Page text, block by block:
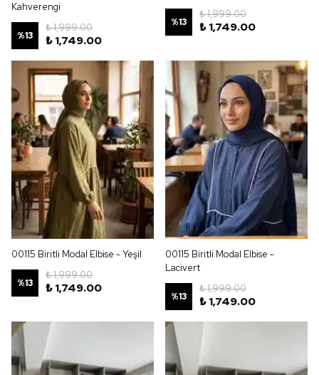
Kahverengi
%13
₺ 1,999.00
₺ 1,749.00
%13
₺ 1,999.00
₺ 1,749.00
00115 Biritli Modal Elbise - Yeşil
%13
₺ 1,999.00
₺ 1,749.00
00115 Biritli Modal Elbise -
Lacivert
%13
₺ 1,999.00
₺ 1,749.00